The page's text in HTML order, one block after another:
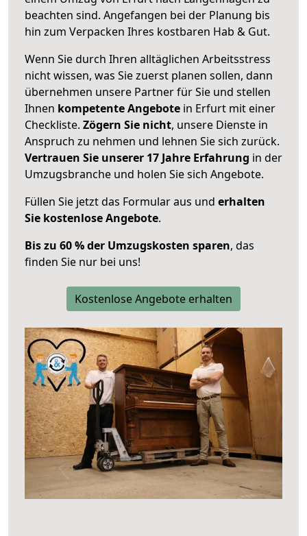
beachten sind. Angefangen bei der Planung bis
hin zum Verpacken Ihres kostbaren Hab & Gut.
Wenn Sie durch Ihren alltäglichen Arbeitsstress
nicht wissen, was Sie zuerst planen sollen, dann
übernehmen unsere Partner für Sie und stellen
Ihnen kompetente Angebote in Erfurt mit einer
Checkliste. Zögern Sie nicht, unsere Dienste in
Anspruch zu nehmen und lehnen Sie sich zurück.
Vertrauen Sie unserer 17 Jahre Erfahrung in der
Umzugsbranche und holen Sie sich Angebote.
Füllen Sie jetzt das Formular aus und erhalten
Sie kostenlose Angebote.
Bis zu 60 % der Umzugskosten sparen, das
finden Sie nur bei uns!
Kostenlose Angebote erhalten